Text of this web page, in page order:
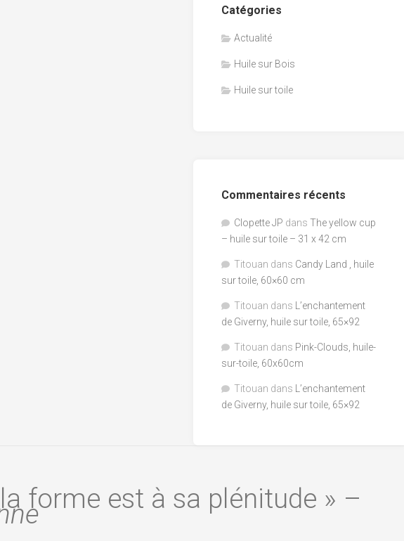
Catégories
Actualité
Huile sur Bois
Huile sur toile
Commentaires récents
Clopette JP dans The yellow cup
– huile sur toile – 31 x 42 cm
Titouan dans Candy Land , huile
sur toile, 60×60 cm
Titouan dans
L’enchantement
de Giverny, huile sur toile, 65×92
Titouan dans Pink-Clouds, huile-
sur-toile, 60x60cm
Titouan dans
L’enchantement
de Giverny, huile sur toile, 65×92
forme est à sa plénitude » –